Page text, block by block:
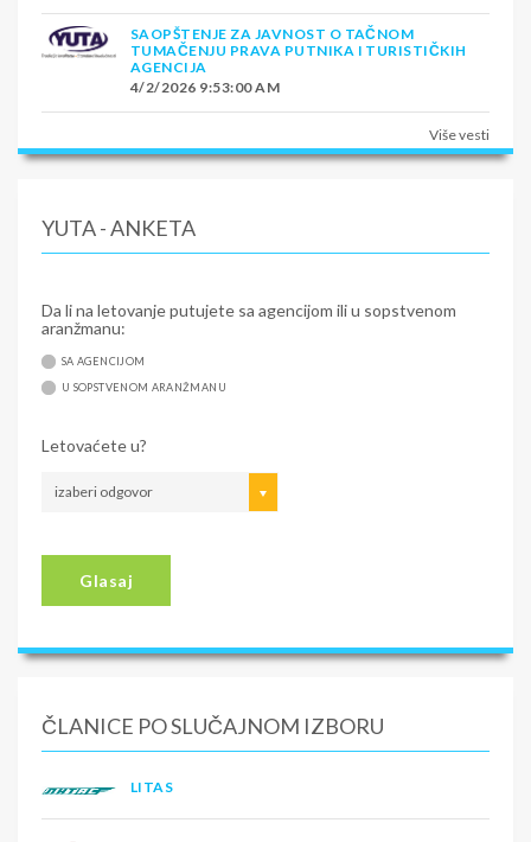
SAOPŠTENJE ZA JAVNOST O TAČNOM
TUMAČENJU PRAVA PUTNIKA I TURISTIČKIH
AGENCIJA
4/2/2026 9:53:00 AM
Više vesti
YUTA - ANKETA
Da li na letovanje putujete sa agencijom ili u sopstvenom
aranžmanu:
SA AGENCIJOM
U SOPSTVENOM ARANŽMANU
Letovaćete u?
izaberi odgovor
Glasaj
ČLANICE PO SLUČAJNOM IZBORU
LITAS